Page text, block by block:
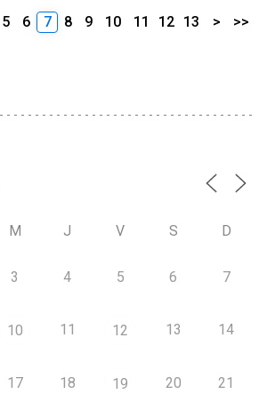
5 6 7 8 9 10 11 12 13 > >>
M J V S D
3 4 5 6 7
10 11 12 13 14
17 18 19 20 21